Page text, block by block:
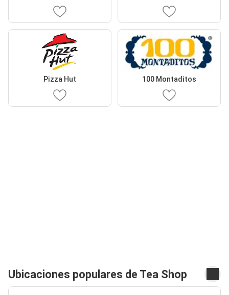
Pizza Hut 100 Montaditos
Ubicaciones populares de Tea Shop